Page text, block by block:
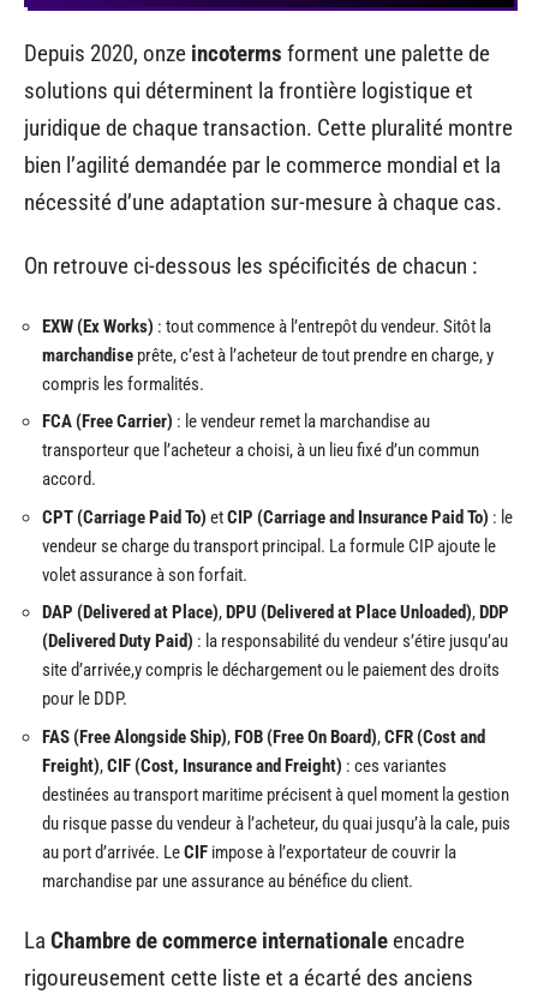
Depuis 2020, onze incoterms forment une palette de
solutions qui déterminent la frontière logistique et
juridique de chaque transaction. Cette pluralité montre
bien l’agilité demandée par le commerce mondial et la
nécessité d’une adaptation sur-mesure à chaque cas.
On retrouve ci-dessous les spécificités de chacun :
EXW (Ex Works) : tout commence à l’entrepôt du vendeur. Sitôt la
marchandise prête, c’est à l’acheteur de tout prendre en charge, y
compris les formalités.
FCA (Free Carrier) : le vendeur remet la marchandise au
transporteur que l’acheteur a choisi, à un lieu fixé d’un commun
accord.
CPT (Carriage Paid To) etCIP (Carriage and Insurance Paid To) : le
vendeur se charge du transport principal. La formule CIP ajoute le
volet assurance à son forfait.
DAP (Delivered at Place),DPU (Delivered at Place Unloaded),DDP
(Delivered Duty Paid) : la responsabilité du vendeur s’étire jusqu’au
site d’arrivée,y compris le déchargement ou le paiement des droits
pour le DDP.
FAS (Free Alongside Ship),FOB (Free On Board),CFR (Cost and
Freight),CIF (Cost, Insurance and Freight) : ces variantes
destinées au transport maritime précisent à quel moment la gestion
du risque passe du vendeur à l’acheteur, du quai jusqu’à la cale, puis
au port d’arrivée. LeCIF impose à l’exportateur de couvrir la
marchandise par une assurance au bénéfice du client.
La Chambre de commerce internationale encadre
rigoureusement cette liste et a écarté des anciens